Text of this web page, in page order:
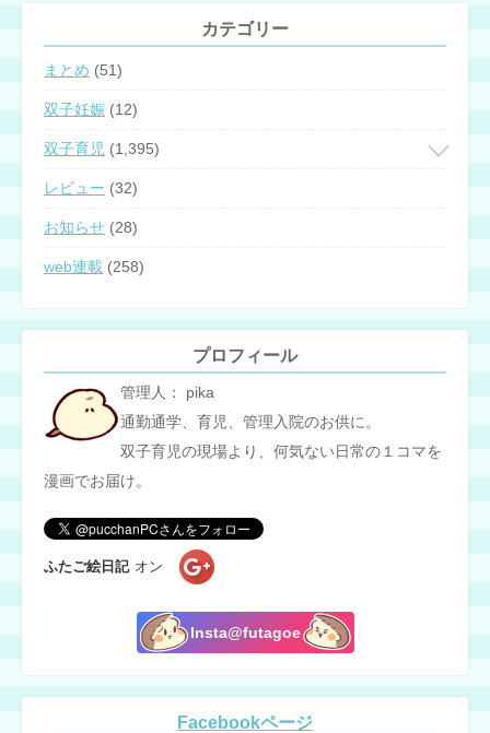
カテゴリー
まとめ (51)
双子妊娠 (12)
双子育児 (1,395)
レビュー (32)
お知らせ (28)
web連載 (258)
プロフィール
管理人： pika
通勤通学、育児、管理入院のお供に。
双子育児の現場より、何気ない日常の１コマを
漫画でお届け。
ふたご絵日記 オン
Insta@futagoe
Facebookページ